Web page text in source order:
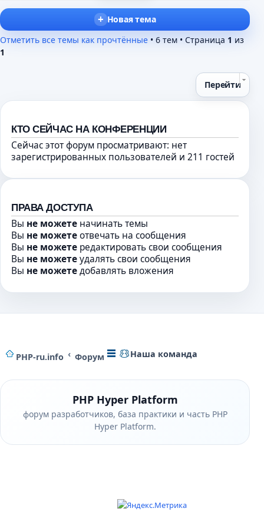
ю
с
о
б
т
н
н
б
щ
е
и
н
п
р
н
о
м
с
о
б
щ
е
н
и
Новая тема
Отметить все темы как прочтённые • 6 тем • Страница 1 из
1
Перейти
КТО СЕЙЧАС НА КОНФЕРЕНЦИИ
Сейчас этот форум просматривают: нет
зарегистрированных пользователей и 211 гостей
ПРАВА ДОСТУПА
Вы не можете начинать темы
Вы не можетеотвечать на сообщения
Вы не можете редактировать свои сообщения
Вы не можетеудалять свои сообщения
Вы не можетедобавлять вложения
PHP-ru.info Форум Наша команда
PHP Hyper Platform
форум разработчиков, база практики и часть PHP
Hyper Platform.